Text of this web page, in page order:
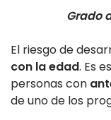
Grado
El riesgo de
con la edad. Es
personas con
de uno de los